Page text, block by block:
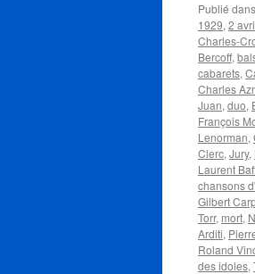
Publié dans
1929, 2
Charles-
Bercoff,
cabarets,
Charles
Juan, duo,
François
Lenorman,
Clerc, Jury,
Laurent
chansons
Gilbert
Torr, mort,
Arditi,
Roland
des idoles,